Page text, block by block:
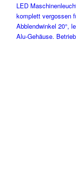
LED
komplett vergossen
Abblendwinkel 20°,
Alu-Gehäuse.